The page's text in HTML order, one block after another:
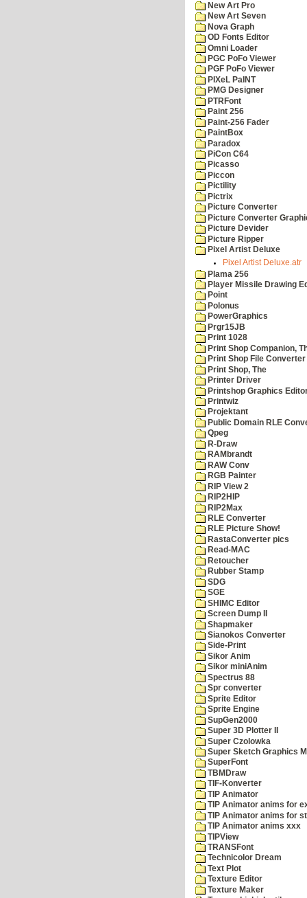
New Art Pro
New Art Seven
Nova Graph
OD Fonts Editor
Omni Loader
PGC PoFo Viewer
PGF PoFo Viewer
PIXeL PaINT
PMG Designer
PTRFont
Paint 256
Paint-256 Fader
PaintBox
Paradox
PiCon C64
Picasso
Piccon
Pictility
Pictrix
Picture Converter
Picture Converter
Picture Devider
Picture Ripper
Pixel Artist Deluxe
Pixel Artist Deluxe.atr
Plama 256
Player Missile Drawing
Point
Polonus
PowerGraphics
Prgr15JB
Print 1028
Print Shop Companion,
Print Shop File Converter
Print Shop, The
Printer Driver
Printshop Graphics
Printwiz
Projektant
Public Domain RLE
Qpeg
R-Draw
RAMbrandt
RAW Conv
RGB Painter
RIP View 2
RIP2HIP
RIP2Max
RLE Converter
RLE Picture Show!
RastaConverter pics
Read-MAC
Retoucher
Rubber Stamp
SDG
SGE
SHIMC Editor
Screen Dump II
Shapmaker
Sianokos Converter
Side-Print
Sikor Anim
Sikor miniAnim
Spectrus 88
Spr converter
Sprite Editor
Sprite Engine
SupGen2000
Super 3D Plotter II
Super Czolowka
Super Sketch Graphics
SuperFont
TBMDraw
TIF-Konverter
TIP Animator
TIP Animator anims for
TIP Animator anims for
TIP Animator anims xxx
TIPView
TRANSFont
Technicolor Dream
Text Plot
Texture Editor
Texture Maker